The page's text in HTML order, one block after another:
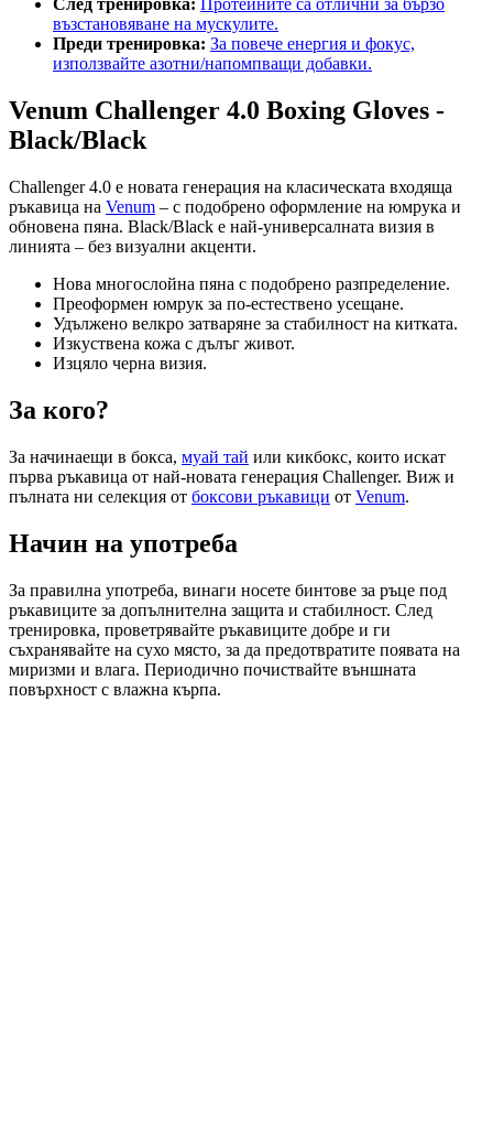
След тренировка: Протеините са отлични за бързо
възстановяване на мускулите.
Преди тренировка: За повече енергия и фокус,
използвайте азотни/напомпващи добавки.
Venum Challenger 4.0 Boxing Gloves -
Black/Black
Challenger 4.0 е новата генерация на класическата входяща
ръкавица на Venum – с подобрено оформление на юмрука и
обновена пяна. Black/Black е най-универсалната визия в
линията – без визуални акценти.
Нова многослойна пяна с подобрено разпределение.
Преоформен юмрук за по-естествено усещане.
Удължено велкро затваряне за стабилност на китката.
Изкуствена кожа с дълъг живот.
Изцяло черна визия.
За кого?
За начинаещи в бокса, муай тай или кикбокс, които искат
първа ръкавица от най-новата генерация Challenger. Виж и
пълната ни селекция от боксови ръкавици от Venum.
Начин на употреба
За правилна употреба, винаги носете бинтове за ръце под
ръкавиците за допълнителна защита и стабилност. След
тренировка, проветрявайте ръкавиците добре и ги
съхранявайте на сухо място, за да предотвратите появата на
миризми и влага. Периодично почиствайте външната
повърхност с влажна кърпа.